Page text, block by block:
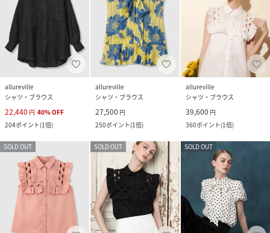
allureville
シャツ・ブラウス
22,440 円 40%OFF
204ポイント(1倍)
allureville
シャツ・ブラウス
27,500 円
250ポイント(1倍)
allureville
シャツ・ブラウス
39,600 円
360ポイント(1倍)
SOLD OUT SOLD OUT SOLD OUT